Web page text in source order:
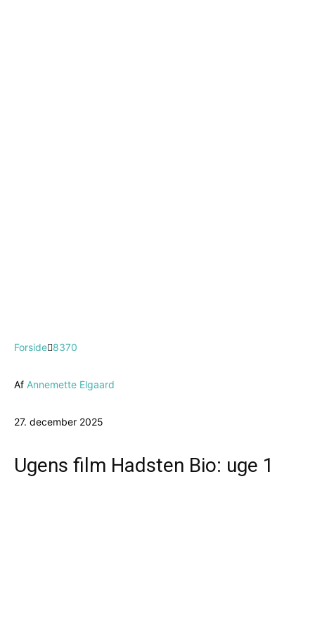
Forside 8370
Af Annemette Elgaard
27. december 2025
Ugens film Hadsten Bio: uge 1